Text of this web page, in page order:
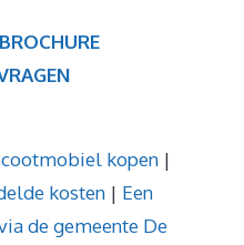
kopen |
kosten | Een
de gemeente De